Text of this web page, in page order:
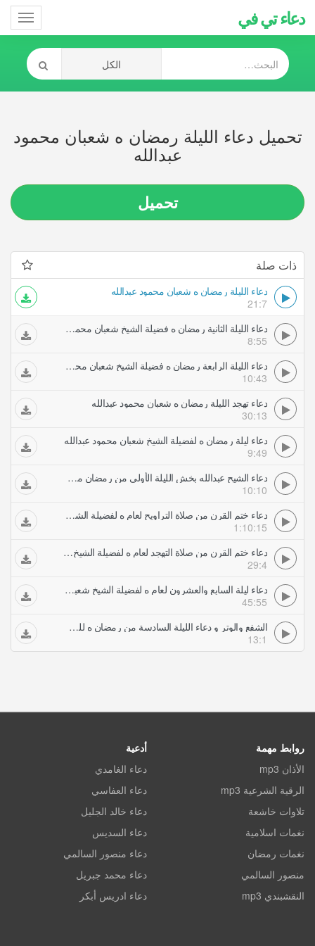
دعاء تي في
تحميل دعاء الليلة رمضان ه شعبان محمود
عبدالله
تحميل
ذات صلة
دعاء الليلة رمضان ه شعبان محمود عبدالله
21:7
دعاء الليلة الثانية رمضان ه فضيلة الشيخ شعبان محمود عبدالله
8:55
دعاء الليلة الرابعة رمضان ه فضيلة الشيخ شعبان محمود عبدالله
10:43
دعاء تهجد الليلة رمضان ه شعبان محمود عبدالله
30:13
دعاء ليلة رمضان ه لفضيلة الشيخ شعبان محمود عبدالله
9:49
دعاء الشيح عبدالله بخش الليلة الأولى من رمضان من جامع السلام بمكة
10:10
دعاء ختم القرن من صلاة التراويح لعام ه لفضيلة الشيخ شعبان محمود عبدالله
1:10:15
دعاء ختم القرن من صلاة التهجد لعام ه لفضيلة الشيخ شعبان محمود عبدالله
29:4
دعاء ليلة السابع والعشرون لعام ه لفضيلة الشيخ شعبان محمود عبدالله
45:55
الشفع والوتر و دعاء الليلة السادسة من رمضان ه للشيخ إدريس أبكر
13:1
روابط مهمة
الأذان mp3
الرقية الشرعية mp3
تلاوات خاشعة
نغمات اسلامية
نغمات رمضان
منصور السالمي
النقشبندي mp3
أدعية
دعاء الغامدي
دعاء العفاسي
دعاء خالد الجليل
دعاء السديس
دعاء منصور السالمي
دعاء محمد جبريل
دعاء ادريس أبكر